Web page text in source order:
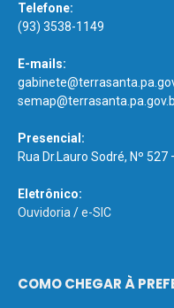
Telefone:
(93) 3538-1149
E-mails:
Presencial:
Rua Dr.Lauro Sodré, Nº
Eletrônico:
Ouvidoria/e-SIC
COMO CHEGAR À